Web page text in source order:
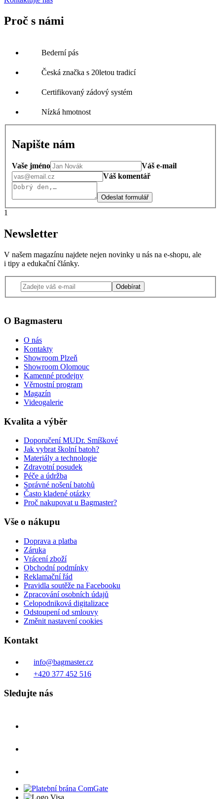
Proč s námi
Bederní pás
Česká značka s 20letou tradicí
Certifikovaný zádový systém
Nízká hmotnost
Napište nám
Vaše jméno
Váš e-mail
Váš komentář
Odeslat formulář
1
Newsletter
V našem magazínu najdete nejen novinky u nás na e-shopu, ale
i tipy a edukační články.
Odebírat
O Bagmasteru
O nás
Kontakty
Showroom Plzeň
Showroom Olomouc
Kamenné prodejny
Věrnostní program
Magazín
Videogalerie
Kvalita a výběr
Doporučení MUDr. Smíškové
Jak vybrat školní batoh?
Materiály a technologie
Zdravotní posudek
Péče a údržba
Správné nošení batohů
Často kladené otázky
Proč nakupovat u Bagmaster?
Vše o nákupu
Doprava a platba
Záruka
Vrácení zboží
Obchodní podmínky
Reklamační řád
Pravidla soutěže na Facebooku
Zpracování osobních údajů
Celopodniková digitalizace
Odstoupení od smlouvy
Změnit nastavení cookies
Kontakt
info@bagmaster.cz
+420 377 452 516
Sledujte nás